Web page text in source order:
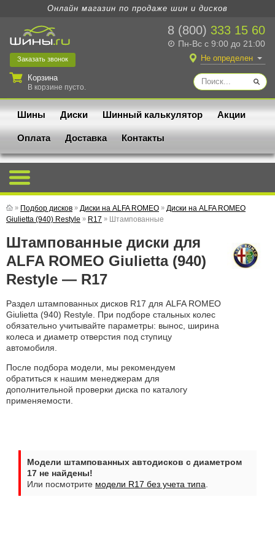
Онлайн магазин по продаже шин и дисков
8 (800) 333 15 60
Пн-Вс с 9:00 до 21:00
Заказать звонок
Корзина
В корзине пусто.
Не определен
Шины Диски Шинный калькулятор Акции
Оплата Доставка Контакты
» Подбор дисков » Диски на ALFA ROMEO » Диски на ALFA ROMEO
Giulietta (940) Restyle » R17 » Штампованные
Штампованные диски для
ALFA ROMEO Giulietta (940)
Restyle — R17
Раздел штампованных дисков R17 для ALFA ROMEO
Giulietta (940) Restyle. При подборе стальных колес
обязательно учитывайте параметры: вынос, ширина
колеса и диаметр отверстия под ступицу
автомобиля.
После подбора модели, мы рекомендуем
обратиться к нашим менеджерам для
дополнительной проверки диска по каталогу
применяемости.
Модели штампованных автодисков с диаметром
17 не найдены!
Или посмотрите модели R17 без учета типа